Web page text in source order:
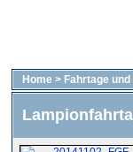
Home > Fahrtage